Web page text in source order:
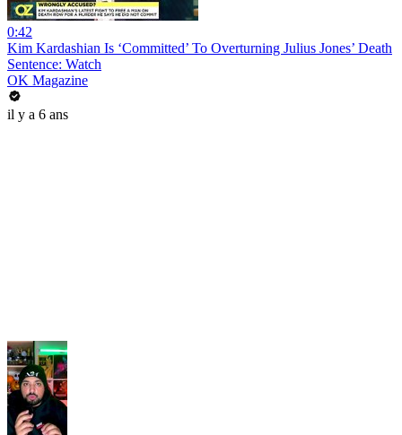
0:42
Kim Kardashian Is ‘Committed’ To Overturning Julius Jones’ Death
Sentence: Watch
OK Magazine
il y a 6 ans